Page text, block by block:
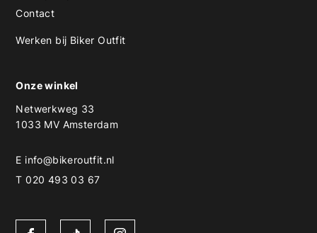
Contact
Werken bij Biker Outfit
Onze winkel
Netwerkweg 33
1033 MV Amsterdam
E info@bikeroutfit.nl
T 020 493 03 67